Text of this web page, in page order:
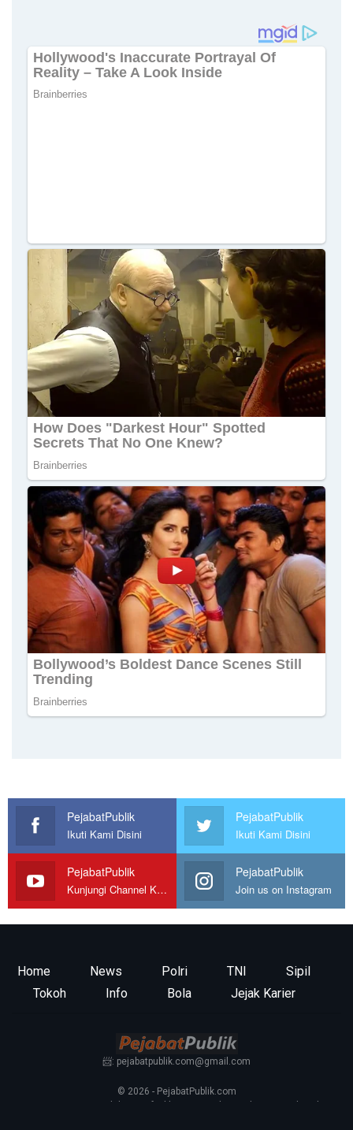
PejabatPublik
Ikuti Kami Disini
PejabatPublik
Ikuti Kami Disini
PejabatPublik
Kunjungi Channel Kami
PejabatPublik
Join us on Instagram
Home News Polri TNI
Sipil
Tokoh
Info Bola Jejak Karier
📨: pejabatpublik.com@gmail.com
© 2026 - PejabatPublik.com